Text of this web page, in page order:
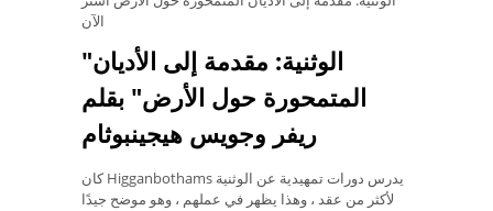
الآن
"الوثنية: مقدمة إلى الأديان
المتمحورة حول الأرض" بقلم
ريفر وجويس هيجينبوثام
كان Higganbothams يدرس دورات تمهيدية عن الوثنية
لأكثر من عقد ، وهذا يظهر في عملهم ، وهو موضح جيدًا